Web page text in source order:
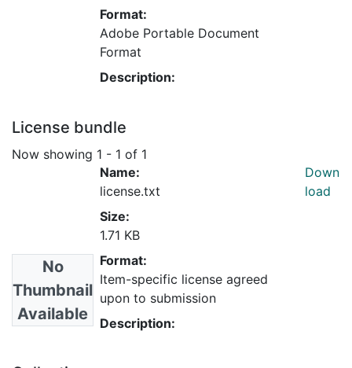
Format:
Adobe Portable Document
Format
Description:
License bundle
Now showing 1 - 1 of 1
No
Thumbnail
Available
Name:
license.txt
Size:
1.71 KB
Format:
Item-specific license agreed
upon to submission
Description:
Down
load